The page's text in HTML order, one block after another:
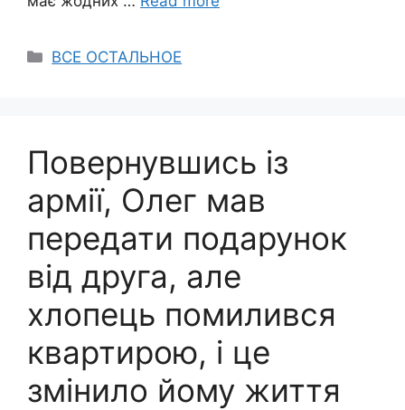
Categories
ВСЕ ОСТАЛЬНОЕ
Повернувшись із
армії, Олег мав
передати подарунок
від друга, але
хлопець помилився
квартирою, і це
змінило йому життя